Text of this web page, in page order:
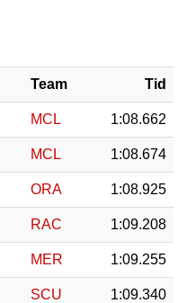
Team Tid
MCL 1:08.662
MCL 1:08.674
ORA 1:08.925
RAC 1:09.208
MER 1:09.255
SCU 1:09.340